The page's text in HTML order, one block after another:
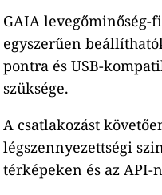
GAIA levegőminőség-
egyszerűen
pontra és USB-
szüksége.
A csatlakozást
légszennyezettségi
térképeken és az API-